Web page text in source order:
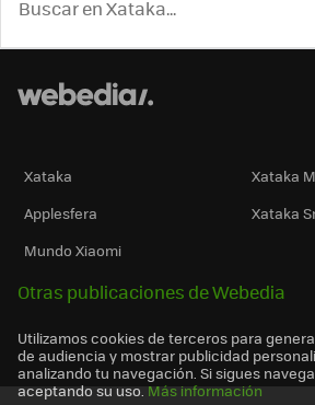
Xataka
Xataka
Applesfera
Xataka
Mundo Xiaomi
Otras publicaciones de Webedia
Utilizamos cookies de terceros para
de audiencia y mostrar publicidad
analizando tu navegación. Si sigues
aceptando su uso. Más información